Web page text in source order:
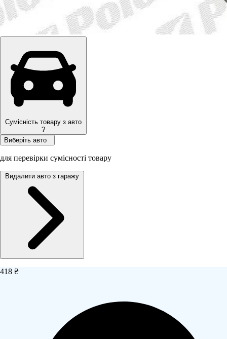
Сумісність товару з авто
?
Виберіть авто
для перевірки сумісності товару
Видалити авто з гаражу
418 ₴